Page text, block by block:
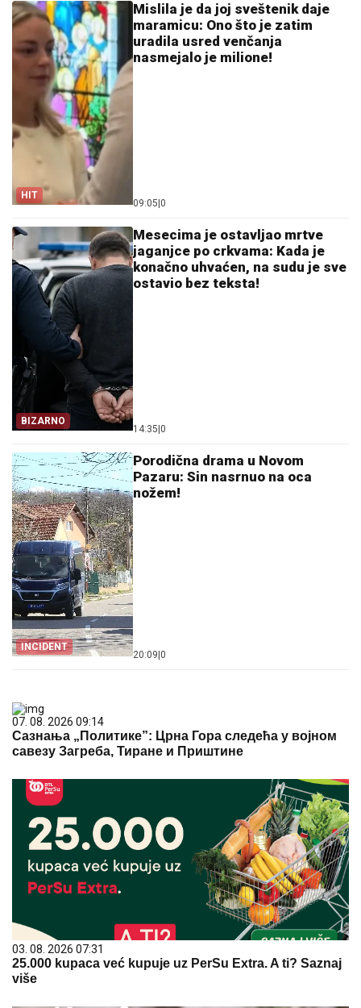
HIT
Mislila je da joj sveštenik daje
maramicu: Ono što je zatim
uradila usred venčanja
nasmejalo je milione!
09:05 0
BIZARNO
Mesecima je ostavljao mrtve
jaganjce po crkvama: Kada je
konačno uhvaćen, na sudu je sve
ostavio bez teksta!
14:35 0
INCIDENT
Porodična drama u Novom
Pazaru: Sin nasrnuo na oca
nožem!
20:09 0
07. 08. 2026 09:14
Сазнања „Политике”: Црна Гора следећа у војном
савезу Загреба, Тиране и Приштине
03. 08. 2026 07:31
25.000 kupaca već kupuje uz PerSu Extra. A ti? Saznaj
više